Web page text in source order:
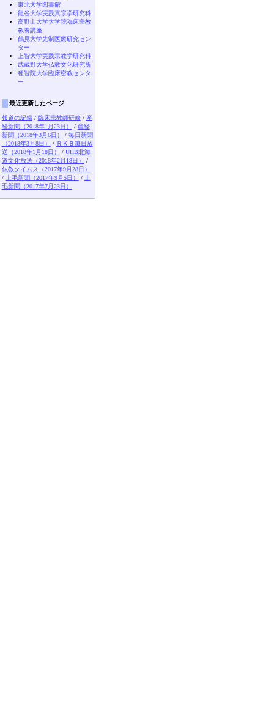
東北大学図書館
龍谷大学実践真宗学研究科
高野山大学大学院臨床宗教
教養講座
鶴見大学先制医療研究セン
ター
上智大学実践宗教学研究科
武蔵野大学仏教文化研究所
種智院大学臨床密教センタ
ー
最近更新したページ
報道の記録/ 臨床宗教師研修/ 産
経新聞（2018年1月23日）
/ 産経
新聞（2018年3月6日）
/ 毎日新聞
（2018年3月8日）
/ ＲＫＢ毎日放
送（2018年1月18日）
/ UHB北海
道文化放送（2018年2月18日）
/
仏教タイムス（2017年9月28日）
/
上毛新聞（2017年9月5日） /
上
毛新聞（2017年7月23日）